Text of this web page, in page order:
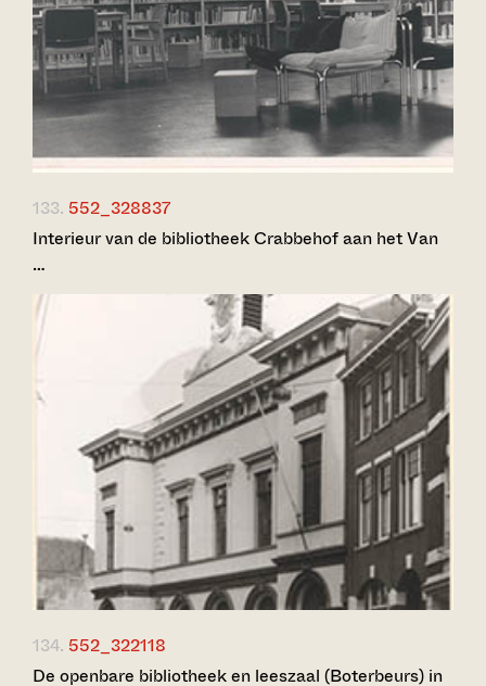
133. 552_328837
Interieur van de bibliotheek Crabbehof aan het Van
…
134. 552_322118
De openbare bibliotheek en leeszaal (Boterbeurs) in